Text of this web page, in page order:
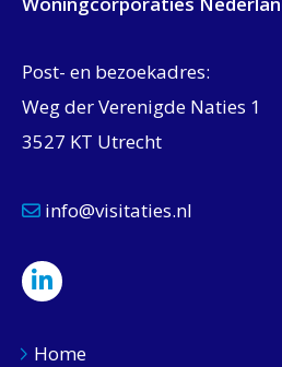
Post- en bezoekadres:
Weg der Verenigde Naties 1
3527 KT Utrecht
info@visitaties.nl
Home